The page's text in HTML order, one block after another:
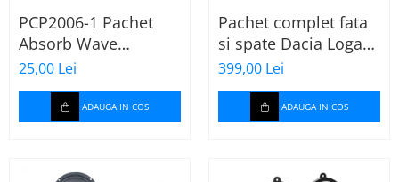
PCP2006-1 Pachet
Absorb Wave
Paramat de 1 coala,
spuma de 16mm
grosime,
500*150mm, 0.75mp
25,00 Lei
ADAUGA IN COS
Pachet complet fata
si spate Dacia Logan
2 (2013-2020) cu boxe
Ground Zero Ferrum
399,00 Lei
ADAUGA IN COS